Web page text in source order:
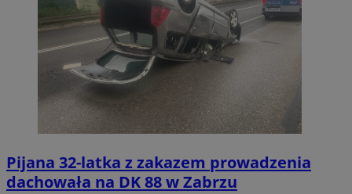
Pijana 32-latka z zakazem prowadzenia
dachowała na DK 88 w Zabrzu